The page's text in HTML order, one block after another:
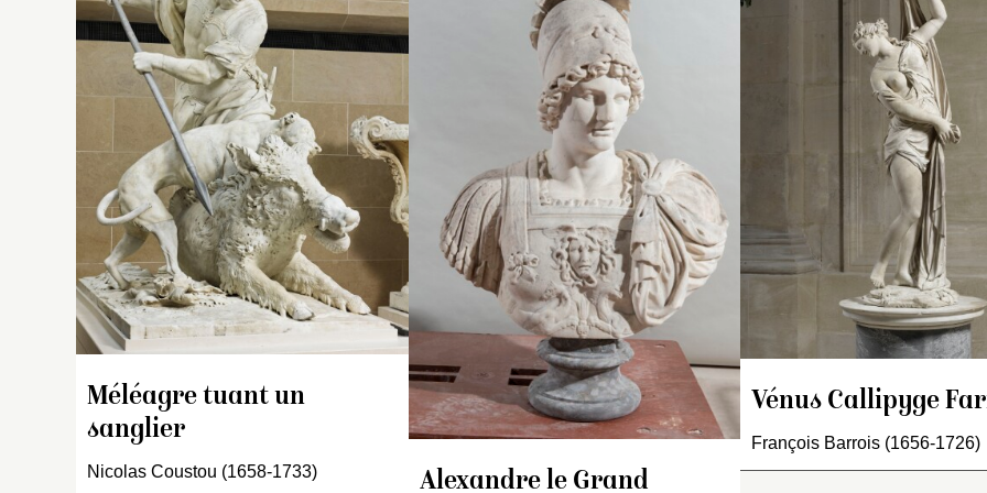
Méléagre tuant un
sanglier
Nicolas Coustou (1658-1733)
Inventaire de 1707 : « Un
grouppe de marbre blanc,
en pied, représentant un
chasseur vêtu d’un corselet
avec une écharpe ; il tient
un épieu des deux mains,
en action de fraper un
sanglier abbatu sous un
chien devant luy. La figure
est de six pieds et demi de
proportion et est d’un
morceau avec le derrière du
sanglier et le reste du
sanglier avec le chien sont
d’un autre morceau. Fait
par ledit Coustou en
1706 ».
Inventaire de 1722 : « Une
Alexandre le Grand
Inventaire de 1707
buste de marbre
deux pieds neuf
copié d’après
représentant
ayant un casque
avec une cuirasse
l’épaule droite, des
lambrequins
devant l’estomac
tête de Méduse
de deux dragons
sur l’épaule
pied d’ouche ».
Inventaire de 1722
buste de marbre,
Vénus Callipyge
François Barrois (1656-1726)
l’antique, représentant
Agrippine, ses cheveux
boucles, pendants des
deux côtez de la teste, et
les épaules toutes
couvertes d’une draperie.
Posé sur un pied